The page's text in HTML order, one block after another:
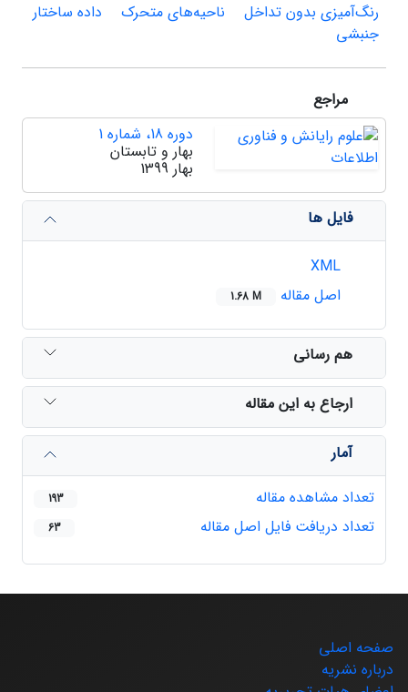
رنگ‌آمیزی بدون تداخل
ناحیه‌های متحرک
داده‌ ساختار
جنبشی
مراجع
دوره 18، شماره 1
بهار و تابستان
بهار 1399
فایل ها
اصل مقاله
1.68 M
هم رسانی
ارجاع به این مقاله
آمار
تعداد مشاهده مقاله
193
تعداد دریافت فایل اصل مقاله 63
صفحه اصلی
درباره نشریه